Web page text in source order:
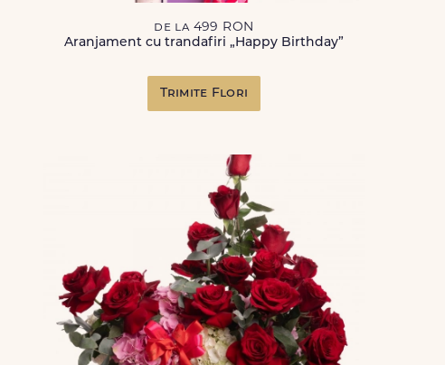
de la 499 RON
Aranjament cu trandafiri „Happy Birthday”
Trimite Flori